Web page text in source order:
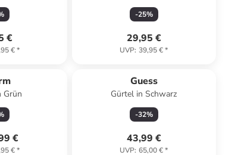
€
€*
-25%
29,95 €
UVP: 39,95 €*
Grün
€
€*
Guess
Gürtel in Schwarz
-32%
43,99 €
UVP: 65,00 €*